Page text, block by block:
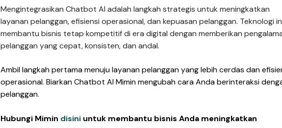
Mengintegrasikan Chatbot AI adalah langkah strategis untuk meningkatkan
layanan pelanggan, efisiensi operasional, dan kepuasan pelanggan. Teknologi
membantu bisnis tetap kompetitif di era digital dengan memberikan
pelanggan yang cepat, konsisten, dan andal.
Ambil langkah pertama menuju layanan pelanggan yang lebih cerdas dan
operasional. Biarkan Chatbot AI Mimin mengubah cara Anda berinteraksi
pelanggan.
Hubungi Mimin disini untuk membantu bisnis Anda meningkatkan